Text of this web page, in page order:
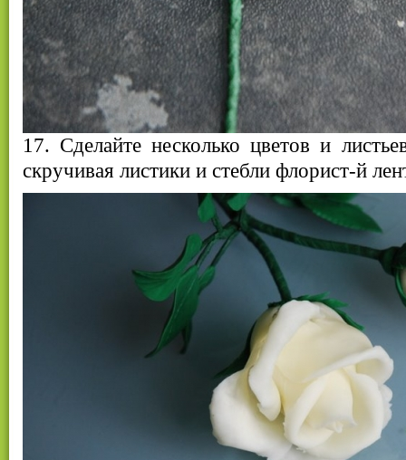
17. Сделайте несколько цветов и
скручивая листики и стебли флорист-й